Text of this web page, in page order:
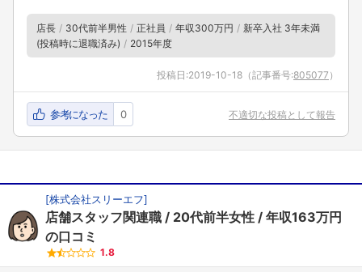
店長 30代前半男性 正社員 年収300万円
新卒入社 3年未満
(投稿時に退職済み)
2015年度
投稿日:2019-10-18 （記事番号:805077 ）
参考になった 0 不適切な投稿として報告
[株式会社スリーエフ]
店舗スタッフ関連職 20代前半女性
年収163万円
の口コミ
1.8